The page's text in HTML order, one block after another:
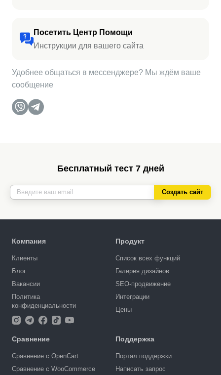
Посетить Центр Помощи
Инструкции для вашего сайта
Удобнее общаться в мессенджере? Мы ждём ваше
сообщение
Бесплатный тест 7 дней
Создать сайт
Компания
Клиенты
Блог
Вакансии
Политика
конфиденциальности
Продукт
Список всех функций
Галерея дизайнов
SEO-продвижение
Интеграции
Цены
Сравнение
Сравнение с OpenCart
Сравнение с WooCommerce
Поддержка
Портал поддержки
Написать запрос